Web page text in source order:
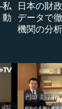
動
日本の財
データで
機関の分